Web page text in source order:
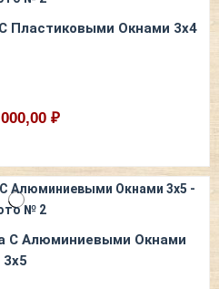
Пластиковыми Окнами 3х4
₽
С Алюминиевыми Окнами
3х5